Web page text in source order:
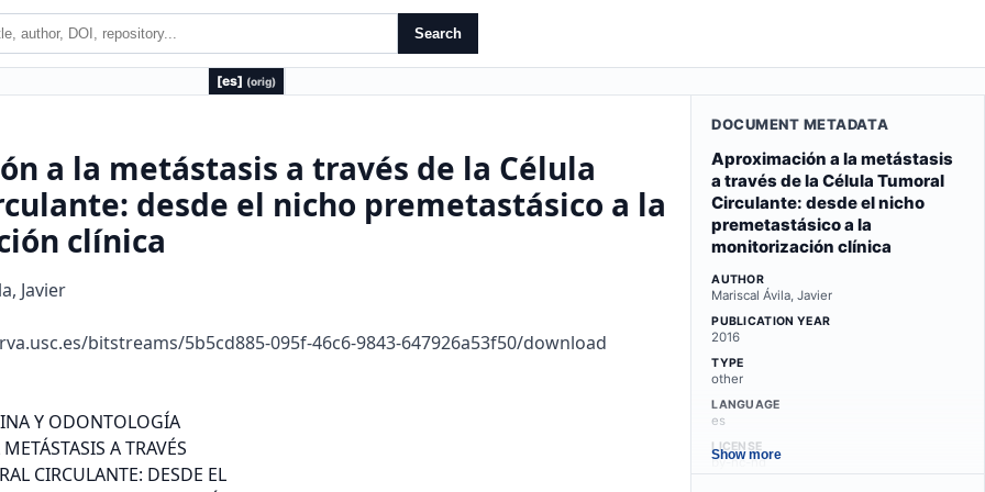
Search
[es] (orig)
a la metástasis a través de la Célula
desde el nicho premetastásico a la
clínica
Javier
bitstreams/5b5cd885-095f-46c6-9843-647926a53f50/download
DOCUMENT METADATA
Aproximación a la metástasis
a través de la Célula Tumoral
Circulante: desde el nicho
premetastásico a la
monitorización clínica
AUTHOR
Mariscal Ávila, Javier
PUBLICATION YEAR
2016
TYPE
other
LANGUAGE
es
LICENSE
by-nc-nd
Show more